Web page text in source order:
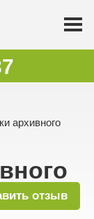
архивного
отзыв